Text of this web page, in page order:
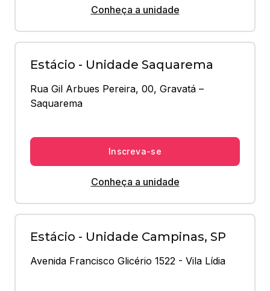
Conheça a unidade
Estácio - Unidade Saquarema
Rua Gil Arbues Pereira, 00, Gravatá –
Saquarema
Inscreva-se
Conheça a unidade
Estácio - Unidade Campinas, SP
Avenida Francisco Glicério 1522 - Vila Lídia